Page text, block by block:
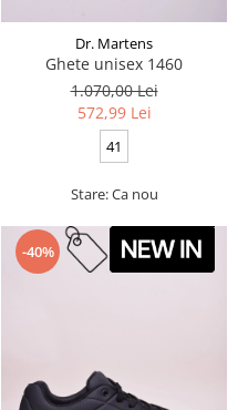
Dr. Martens
Ghete unisex 1460
1.070,00 Lei
572,99 Lei
41
Stare: Ca nou
-40%